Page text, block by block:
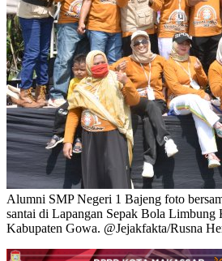
Alumni SMP Negeri 1 Bajeng foto
santai di Lapangan Sepak Bola Limbung
Kabupaten Gowa. @Jejakfakta/Rusna